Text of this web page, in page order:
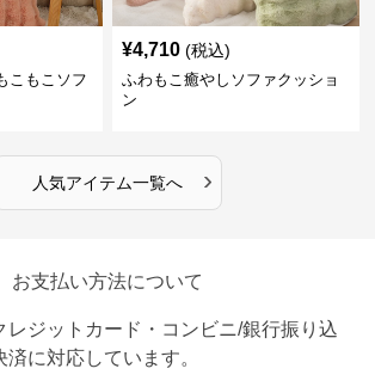
こもこソフ
¥4,710 (税込)
ふわもこ癒やしソファクッショ
ン
人気アイテム一覧へ ›
お支払い方法について
レジットカード・コンビニ/銀行振り込
に対応しています。